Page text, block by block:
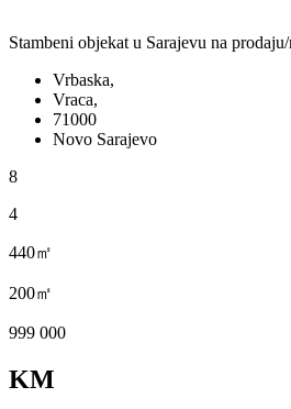
Stambeni objekat u Sarajevu na
Vrbaska,
Vraca,
71000
Novo Sarajevo
8
4
440㎡
200㎡
999 000
KM